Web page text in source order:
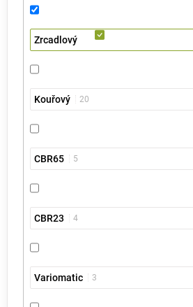
Zrcadlový
Kouřový 20
CBR65 5
CBR23 4
Variomatic 3